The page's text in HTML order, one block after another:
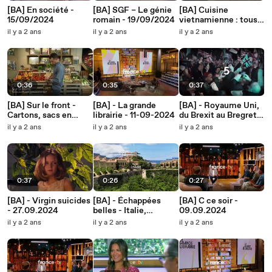
[BA] En société -
15/09/2024
il y a 2 ans
0:36
[BA] Sur le front -
Cartons, sacs en
papier : la fausse
16/09/2024
il y a 2 ans
0:37
[BA] - Virgin suicides
- 27.09.2024
il y a 2 ans
[BA] SGF – Le génie
romain - 19/09/2024
il y a 2 ans
0:35
[BA] - La grande
librairie - 11-09-2024
il y a 2 ans
0:26
[BA] - Échappées
belles - Italie,
Florence et la
il y a 2 ans
[BA] Cuisine
vietnamienne : tous
les phôs sont au vert
il y a 2 ans
0:37
[BA] - Royaume Uni,
du Brexit au Bregret -
15.09.2024
il y a 2 ans
0:27
[BA] C ce soir -
09.09.2024
il y a 2 ans